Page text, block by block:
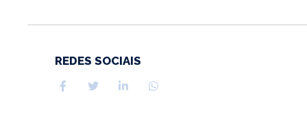
REDES SOCIAIS